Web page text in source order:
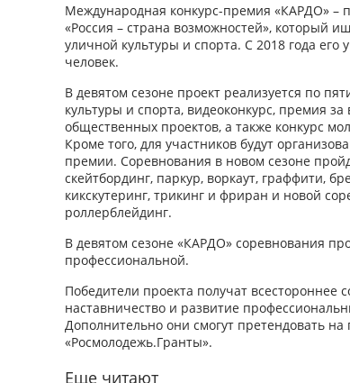
Международная конкурс-премия «КАРДО» –
«Россия – страна возможностей», который
уличной культуры и спорта. С 2018 года его
человек.
В девятом сезоне проект реализуется по
культуры и спорта, видеоконкурс, премия
общественных проектов, а также конкурс
Кроме того, для участников будут
премии. Соревнования в новом сезоне
скейтбординг, паркур, воркаут, граффити,
кикскутеринг, трикинг и фриран и новой
роллерблейдинг.
В девятом сезоне «КАРДО» соревнования
профессиональной.
Победители проекта получат всестороннее
наставничество и развитие
Дополнительно они смогут претендовать
«Росмолодежь.Гранты».
Еще читают